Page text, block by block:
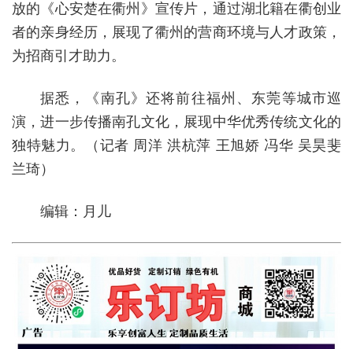
放的《心安楚在衢州》宣传片，通过湖北籍在衢创业
者的亲身经历，展现了衢州的营商环境与人才政策，
为招商引才助力。
据悉，《南孔》还将前往福州、东莞等城市巡
演，进一步传播南孔文化，展现中华优秀传统文化的
独特魅力。（记者 周洋 洪杭萍 王旭娇 冯华 吴昊斐
兰琦）
编辑：月儿